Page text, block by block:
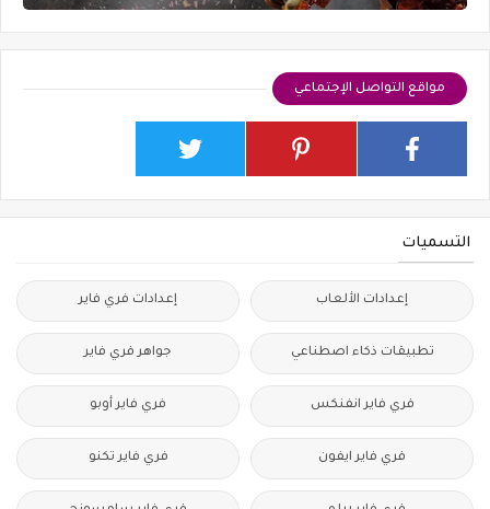
مواقع التواصل الإجتماعي
التسميات
إعدادات الألعاب إعدادات فري فاير
تطبيقات ذكاء اصطناعي جواهر فري فاير
فري فاير انفنكس فري فاير أوبو
فري فاير ايفون فري فاير تكنو